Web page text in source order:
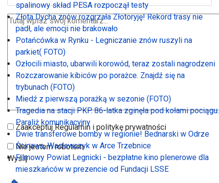
Zaakceptuj Regulamin i politykę prywatności
Nie jestem robotem
Wyślij
spalinowy skład PESA rozpoczął testy
Złota Dycha znów rozgrzała Złotoryję! Rekord trasy nie
padł, ale emocji nie brakowało
Potańcówka w Rynku - Legniczanie znów ruszyli na
parkiet( FOTO)
Ozłocili miasto, ubarwili korowód, teraz zostali nagrodzeni
Rozczarowanie kibiców po porażce. Znajdź się na
trybunach (FOTO)
Miedź z pierwszą porażką w sezonie (FOTO)
Tragedia na stacji PKP. 86-latka zginęła pod kołami pociągu.
Paraliż komunikacyjny
Dwie transferowe bomby w regionie! Bednarski w Odrze
Ścinawa, Wacławczyk w Arce Trzebnice
Filmowy Powiat Legnicki - bezpłatne kino plenerowe dla
mieszkańców w prezencie od Fundacji LSSE